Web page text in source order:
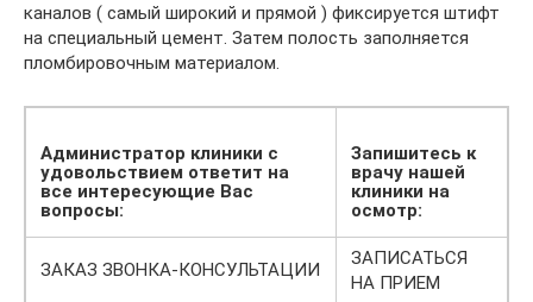
каналов ( самый широкий и прямой ) фиксируется штифт
на специальный цемент. Затем полость заполняется
пломбировочным материалом.
Администратор клиники с
удовольствием ответит на
все интересующие Вас
вопросы:
Запишитесь к
врачу нашей
клиники на
осмотр:
ЗАКАЗ ЗВОНКА-КОНСУЛЬТАЦИИ
ЗАПИСАТЬСЯ
НА ПРИЕМ